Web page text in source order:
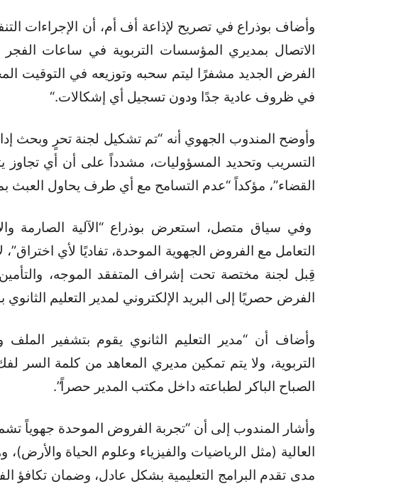
وأضاف بوذراع في تصريح لإذاعة أف أم، أن الإجراءات
الاتصال بمديري المؤسسات التربوية في ساعات
الفرض الجديد مشفرًا ليتم سحبه وتوزيعه في التوقيت
في ظروف عادية جدًا ودون تسجيل أي إشكالات“.
وأوضح المندوب الجهوي أنه “تم تشكيل لجنة تحرٍ وبحث
التسريب وتحديد المسؤوليات، مشدداً على أن أي تجاوز
القضاء”، مؤكداً “عدم التسامح مع أي طرف يحاول العبث
وفي سياق متصل، استعرض بوذراع “الآلية الصارمة
التعامل مع الفروض الجهوية الموحدة، تفاديًا لأي
قِبل لجنة مختصة تحت إشراف المتفقد الموجه،
الفرض حصريًا إلى البريد الإلكتروني لمدير التعليم الثانوي
وأضاف أن “مدير التعليم الثانوي يقوم بتشفير
التربوية، ولا يتم تمكين مديري المعاهد من كلمة السر
الصباح الباكر لطباعته داخل مكتب المدير حصراً”.
وأشار المندوب إلى أن “تجربة الفروض الموحدة جهوياً
العالية (مثل الرياضيات والفيزياء وعلوم الحياة
مدى تقدم البرامج التعليمية بشكل عادل، وضمان تكافؤ